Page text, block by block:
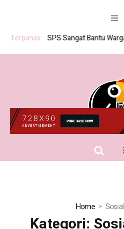
Terpanas:
BSPS Sangat Bantu Warga
Home
Kategori: